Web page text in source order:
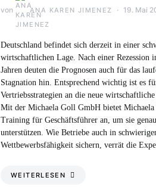
von ANA KAREN JIMENEZ 19. Mai
Deutschland befindet sich derzeit in einer
wirtschaftlichen Lage. Nach einer Rezession
Jahren deuten die Prognosen auch für das
Stagnation hin. Entsprechend wichtig ist es
Vertriebsstrategien an die neue wirtschaftliche
Mit der Michaela Goll GmbH bietet Michaela
Training für Geschäftsführer an, um sie
unterstützen. Wie Betriebe auch in
Wettbewerbsfähigkeit sichern, verrät die
WEITERLESEN